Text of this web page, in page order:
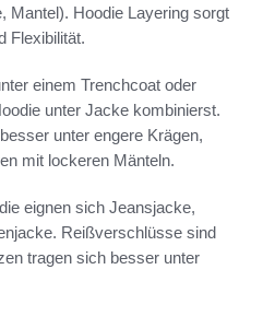
Mantel). Hoodie Layering sorgt
Flexibilität.
einem Trenchcoat oder
unter Jacke kombinierst.
unter engere Krägen,
mit lockeren Mänteln.
eignen sich Jeansjacke,
Reißverschlüsse sind
tragen sich besser unter